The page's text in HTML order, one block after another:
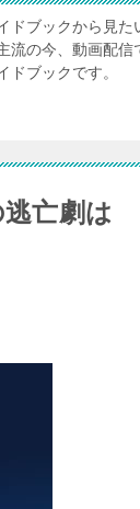
ドブックから見
流の今、動画配
ドブックです。
亡劇は